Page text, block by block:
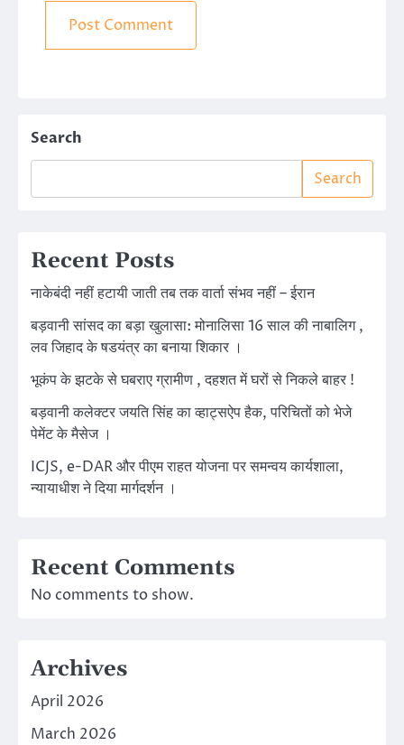
Search
Search
Recent Posts
नाकेबंदी नहीं हटायी जाती तब तक वार्ता संभव नहीं – ईरान
बड़वानी सांसद का बड़ा खुलासा: मोनालिसा 16 साल की नाबालिग ,
लव जिहाद के षडयंत्र का बनाया शिकार ।
भूकंप के झटके से घबराए ग्रामीण , दहशत में घरों से निकले बाहर !
बड़वानी कलेक्टर जयति सिंह का व्हाट्सऐप हैक, परिचितों को भेजे
पेमेंट के मैसेज ।
ICJS, e-DAR और पीएम राहत योजना पर समन्वय कार्यशाला,
न्यायाधीश ने दिया मार्गदर्शन ।
Recent Comments
No comments to show.
Archives
April 2026
March 2026